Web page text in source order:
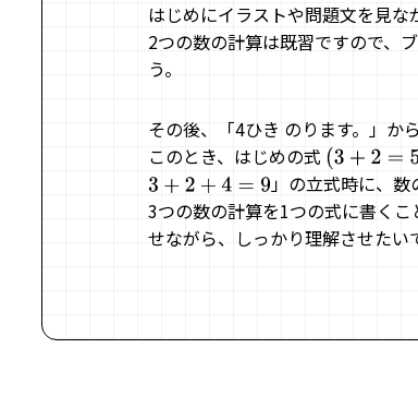
はじめにイラストや問題文を見な
2つの数の計算は既習ですので、
う。
その後、「4ひき のります。」から
このとき、はじめの式 (3+2=5 )
3+2+4 =9
」の立式時に、数
3つの数の計算を1つの式に書く
せながら、しっかり理解させたい